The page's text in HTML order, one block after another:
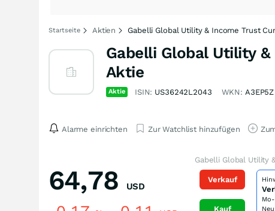
Startseite Aktien Gabelli Global Utility & Income Trust
Gabelli Global Utility
Aktie
Aktie ISIN: US36242L2043 WKN: A3EP5Z
Alarme einrichten Zur Watchlist hinzufügen
64,78 USD
Gabelli Global Utility
Verkauf
Kauf